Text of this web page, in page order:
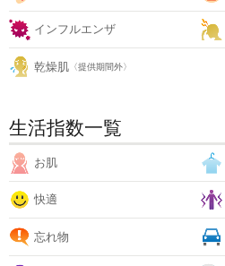
インフルエンザ
乾燥肌 〈提供期間外〉
生活指数一覧
お肌
快適
忘れ物